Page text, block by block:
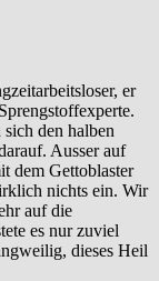
er
den halben
Ausser auf
dem Gettoblaster
nichts ein. Wir
auf die
es nur zuviel
dieses Heil